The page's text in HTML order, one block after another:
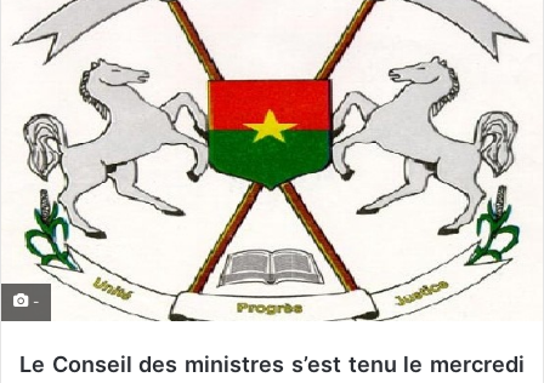
o
r
o
e
-
Le Conseil des ministres s’est tenu le mercredi